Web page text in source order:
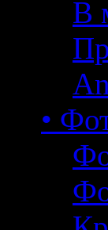
В
•